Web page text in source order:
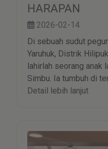
HARAPAN
2026-02-14
Di sebuah sudut
Yaruhuk, Distrik
lahirlah seorang anak
Simbu. Ia tumbuh di
Detail lebih lanjut